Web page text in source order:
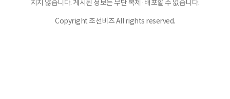
지지 않습니다. 게시된 정보는 무단 복제·배포할 수 없습니다.
Copyright 조선비즈 All rights reserved.